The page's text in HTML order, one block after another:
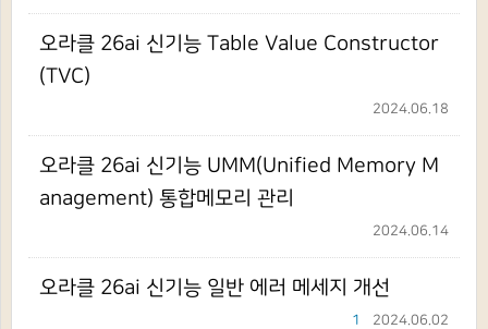
오라클 26ai 신기능 Table Value Constructor
(TVC)
2024.06.18
오라클 26ai 신기능 UMM(Unified Memory M
anagement) 통합메모리 관리
2024.06.14
오라클 26ai 신기능 일반 에러 메세지 개선
2024.06.02
1